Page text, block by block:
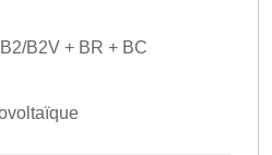
B2V + BR + BC